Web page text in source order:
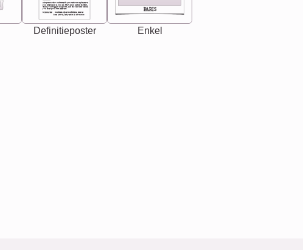
Synonyms: Soulmate, closet confidante, sister at
heart person, life partner in adventure.
The person who understands you without explanation
you accepts just as you are. She's your partner in life's,
chaos your biggest supporter, and the one with whom
you share your best memories.
Definitieposter
PARIS
Enkel